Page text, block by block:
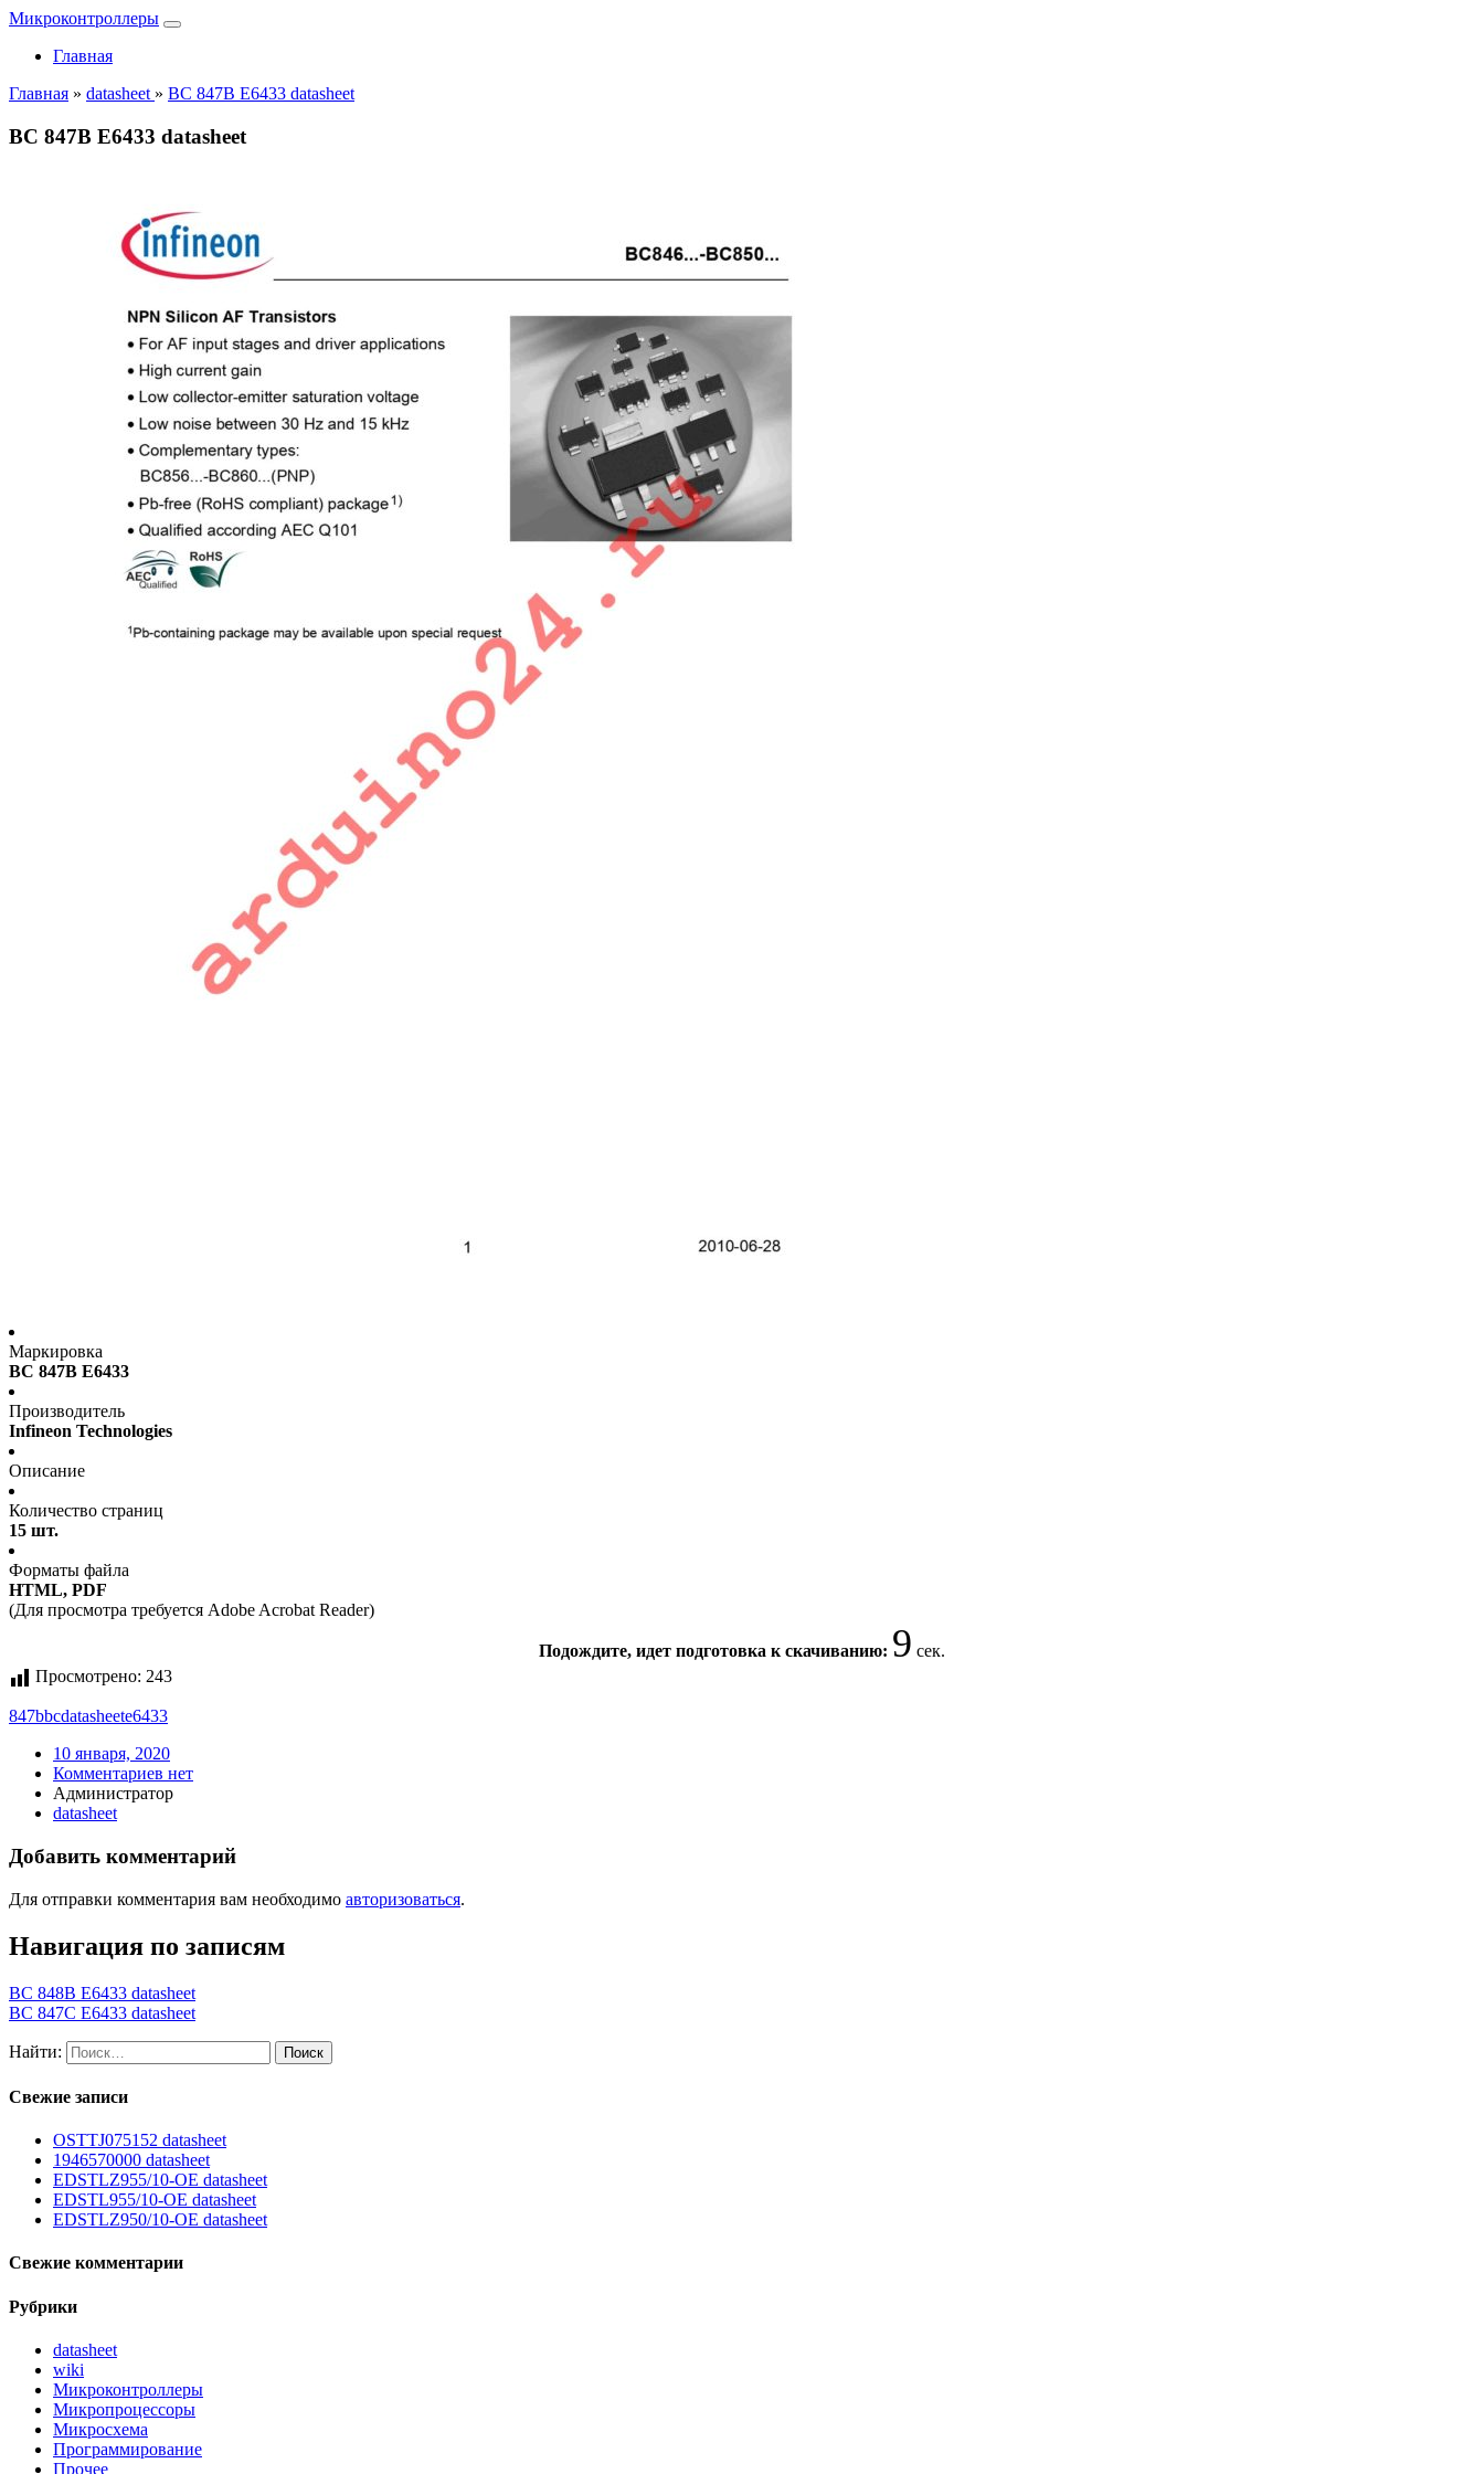
Микроконтроллеры
Главная
Главная » datasheet » BC 847B E6433 datasheet
BC 847B E6433 datasheet
Маркировка
BC 847B E6433
Производитель
Infineon Technologies
Описание
Количество страниц
15 шт.
Форматы файла
HTML, PDF
(Для просмотра требуется Adobe Acrobat Reader)
Подождите, идет подготовка к скачиванию: 8 сек.
Просмотрено: 243
847bbcdatasheete6433
10 января, 2020
Комментариев нет
Администратор
datasheet
Добавить комментарий
Для отправки комментария вам необходимо авторизоваться.
Навигация по записям
BC 848B E6433 datasheet
BC 847C E6433 datasheet
Найти:
Свежие записи
OSTTJ075152 datasheet
1946570000 datasheet
EDSTLZ955/10-OE datasheet
EDSTL955/10-OE datasheet
EDSTLZ950/10-OE datasheet
Свежие комментарии
Рубрики
datasheet
wiki
Микроконтроллеры
Микропроцессоры
Микросхема
Программирование
Прочее